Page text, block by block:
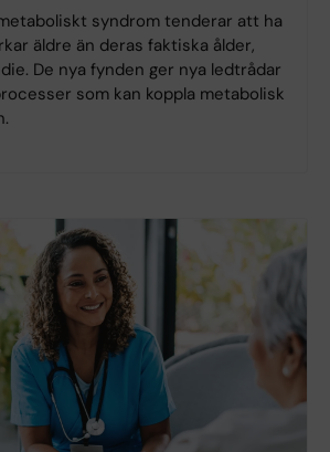
syndrom tenderar att ha
äldre än deras faktiska ålder,
De nya fynden ger nya ledtrådar
som kan koppla metabolisk